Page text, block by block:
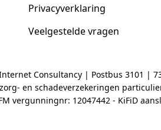
Privacyverklaring
Veelgestelde vragen
Consultancy | Postbus 3101 |
en schadeverzekeringen
vergunningnr: 12047442 - KiFiD